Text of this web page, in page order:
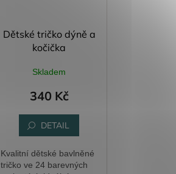
Dětské tričko dýně a
kočička
Skladem
340 Kč
DETAIL
Kvalitní dětské bavlněné
tričko ve 24 barevných